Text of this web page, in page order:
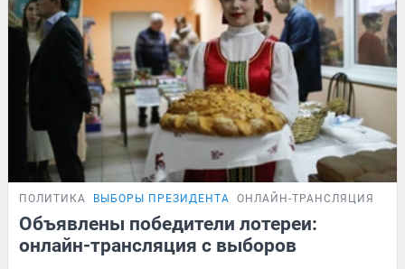
ПОЛИТИКА ВЫБОРЫ ПРЕЗИДЕНТА ОНЛАЙН-ТРАНСЛЯЦИЯ
Объявлены победители лотереи:
онлайн-трансляция с выборов